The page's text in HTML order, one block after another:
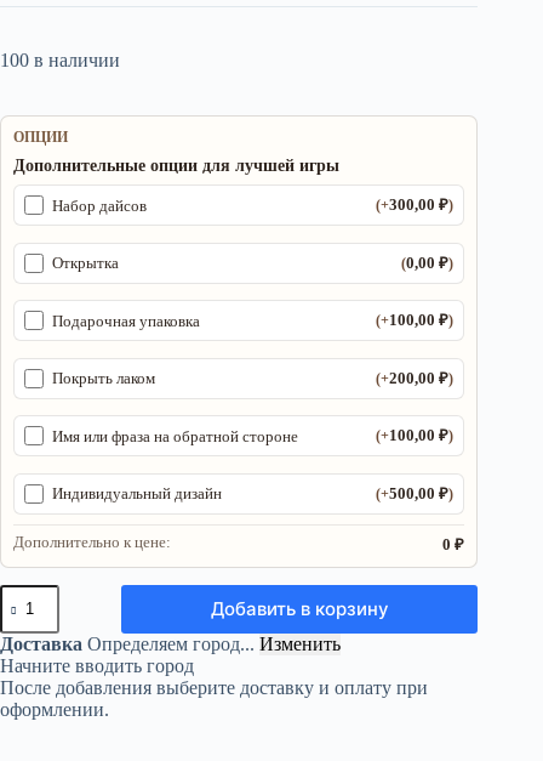
100 в наличии
ОПЦИИ
Дополнительные опции для лучшей игры
Набор дайсов (+300,00₽)
Открытка (0,00₽)
Подарочная упаковка (+100,00₽)
Покрыть лаком (+200,00₽)
Имя или фраза на обратной стороне (+100,00₽)
Индивидуальный дизайн (+500,00₽)
Дополнительно к цене: 0 ₽
Количество
товара
Трекер
ДнД
«Мама
подземелья»
—
Добавить в корзину
Доставка Определяем город... Изменить
Начните вводить город
После добавления выберите доставку и оплату при
оформлении.